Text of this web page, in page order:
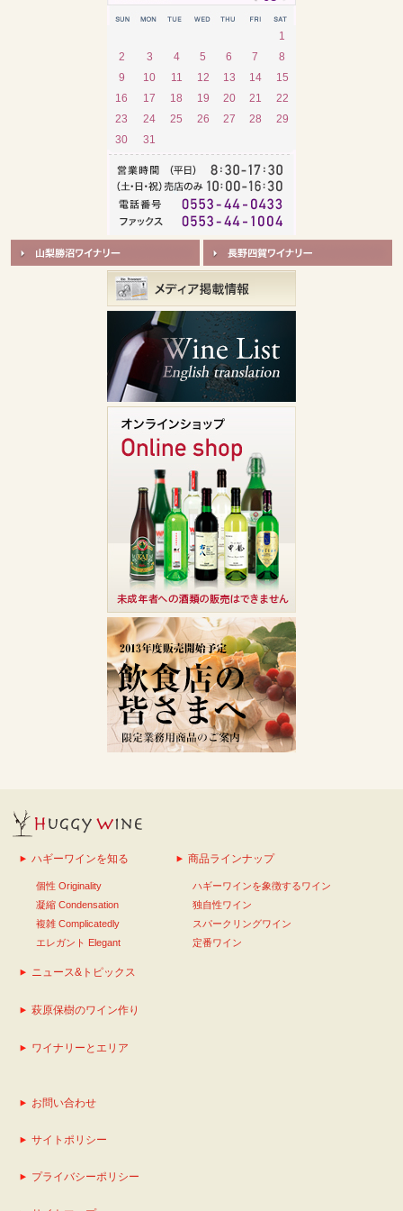
1
2
3 4 5 6 7
8
9
10 11 12 13 14
15
16
17 18 19 20 21
22
23
24 25 26 27 28
29
30
31
ハギーワインを知る
個性 Originality
凝縮 Condensation
複雑 Complicatedly
エレガント Elegant
商品ラインナップ
ハギーワインを象徴するワイン
独自性ワイン
スパークリングワイン
定番ワイン
ニュース&トピックス
萩原保樹のワイン作り
ワイナリーとエリア
お問い合わせ
サイトポリシー
プライバシーポリシー